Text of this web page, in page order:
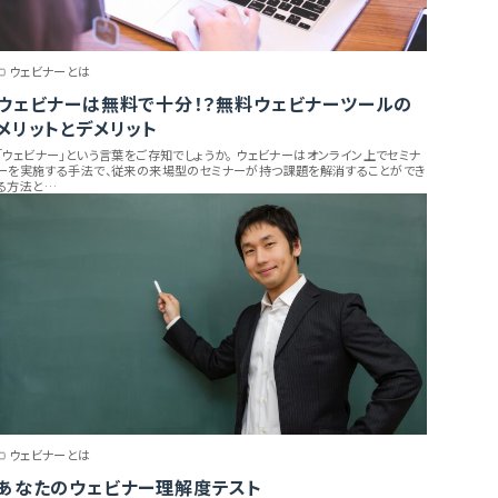
ウェビナーとは
ェビナーは無料で十分！？無料ウェビナーツールの
リットとデメリット
ウェビナー」という言葉をご存知でしょうか。 ウェビナーはオンライン上でセミナ
を実施する手法で、従来の来場型のセミナーが持つ課題を解消することができ
方法と…
ウェビナーとは
なたのウェビナー理解度テスト